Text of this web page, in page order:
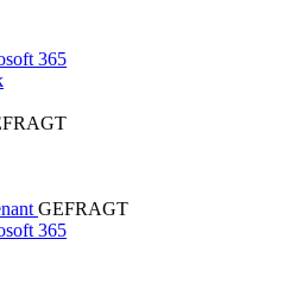
365
GEFRAGT
365